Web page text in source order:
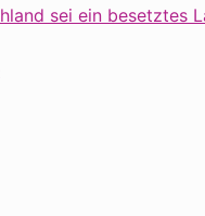
sei ein besetztes